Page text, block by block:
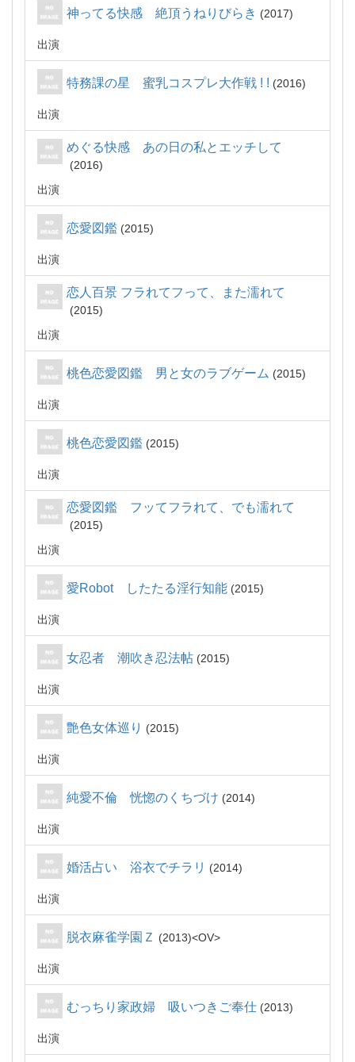
神ってる快感 絶頂うねりびらき 2017
出演
特務課の星 蜜乳コスプレ大作戦 ! ! 2016
出演
めぐる快感 あの日の私とエッチして
2016
出演
恋愛図鑑 2015
出演
恋人百景 フラれてフって、また濡れて
2015
出演
桃色恋愛図鑑 男と女のラブゲーム 2015
出演
桃色恋愛図鑑 2015
出演
恋愛図鑑 フッてフラれて、でも濡れて
2015
出演
愛Robot したたる淫行知能 2015
出演
女忍者 潮吹き忍法帖 2015
出演
艶色女体巡り 2015
出演
純愛不倫 恍惚のくちづけ 2014
出演
婚活占い 浴衣でチラリ 2014
出演
脱衣麻雀学園Ｚ 2013 OV
出演
むっちり家政婦 吸いつきご奉仕 2013
出演